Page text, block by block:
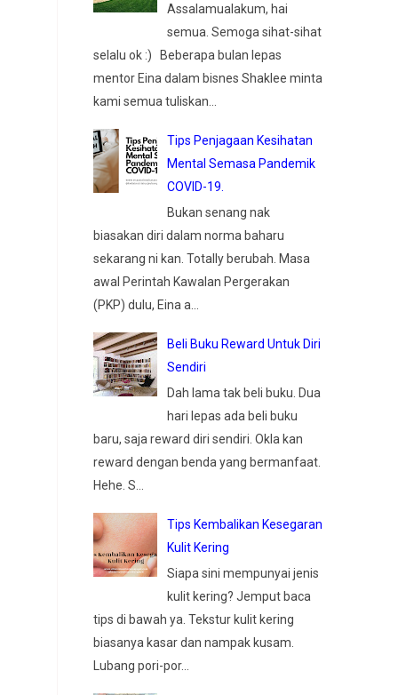
Assalamualakum, hai
semua. Semoga sihat-sihat
selalu ok :) Beberapa bulan lepas
mentor Eina dalam bisnes Shaklee minta
kami semua tuliskan...
Tips Penjagaan Kesihatan
Mental Semasa Pandemik
COVID-19.
Bukan senang nak
biasakan diri dalam norma baharu
sekarang ni kan. Totally berubah. Masa
awal Perintah Kawalan Pergerakan
(PKP) dulu, Eina a...
Beli Buku Reward Untuk Diri
Sendiri
Dah lama tak beli buku. Dua
hari lepas ada beli buku
baru, saja reward diri sendiri. Okla kan
reward dengan benda yang bermanfaat.
Hehe. S...
Tips Kembalikan Kesegaran
Kulit Kering
Siapa sini mempunyai jenis
kulit kering? Jemput baca
tips di bawah ya. Tekstur kulit kering
biasanya kasar dan nampak kusam.
Lubang pori-por...